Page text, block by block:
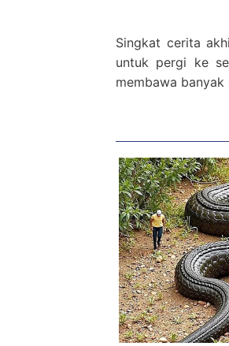
Singkat cerita
untuk pergi ke
membawa banyak